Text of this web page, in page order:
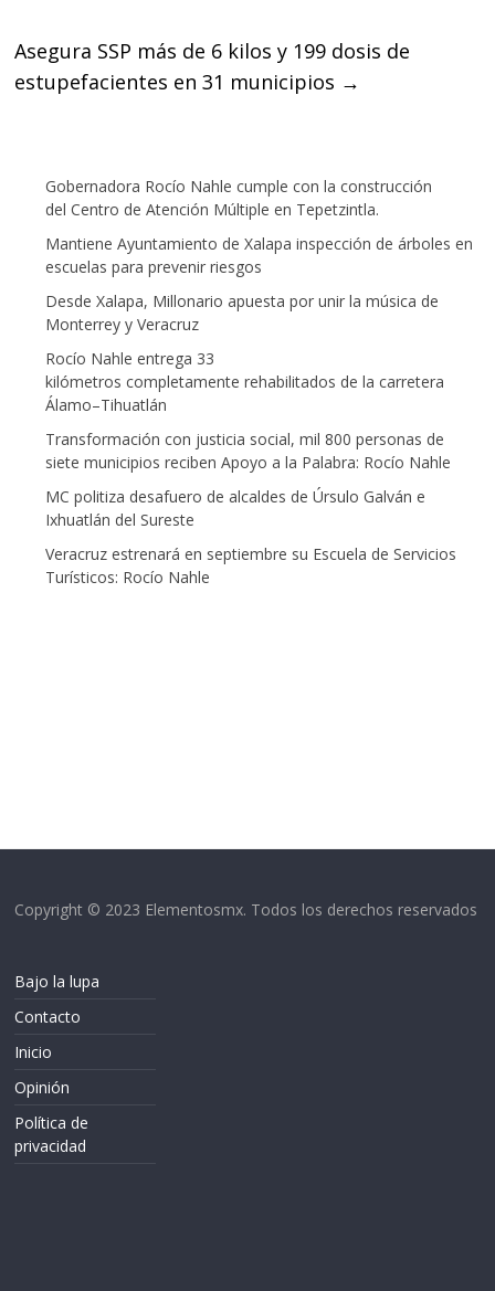
Asegura SSP más de 6 kilos y 199 dosis de
estupefacientes en 31 municipios →
Gobernadora Rocío Nahle cumple con la construcción
del Centro de Atención Múltiple en Tepetzintla.
Mantiene Ayuntamiento de Xalapa inspección de árboles en
escuelas para prevenir riesgos
Desde Xalapa, Millonario apuesta por unir la música de
Monterrey y Veracruz
Rocío Nahle entrega 33
kilómetros completamente rehabilitados de la carretera
Álamo–Tihuatlán
Transformación con justicia social, mil 800 personas de
siete municipios reciben Apoyo a la Palabra: Rocío Nahle
MC politiza desafuero de alcaldes de Úrsulo Galván e
Ixhuatlán del Sureste
Veracruz estrenará en septiembre su Escuela de Servicios
Turísticos: Rocío Nahle
Copyright © 2023 Elementosmx. Todos los derechos reservados
Bajo la lupa
Contacto
Inicio
Opinión
Política de
privacidad